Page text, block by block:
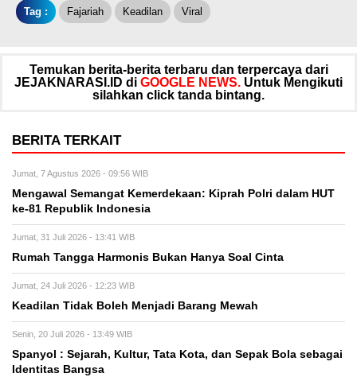
Tag : Fajariah Keadilan Viral
Temukan berita-berita terbaru dan terpercaya dari
JEJAKNARASI.ID di GOOGLE NEWS. Untuk Mengikuti
silahkan click tanda bintang.
BERITA TERKAIT
Jumat, 7 Agustus 2026 - 09:56 WIB
Mengawal Semangat Kemerdekaan: Kiprah Polri dalam HUT
ke-81 Republik Indonesia
Jumat, 31 Juli 2026 - 13:41 WIB
Rumah Tangga Harmonis Bukan Hanya Soal Cinta
Jumat, 24 Juli 2026 - 12:23 WIB
Keadilan Tidak Boleh Menjadi Barang Mewah
Senin, 20 Juli 2026 - 13:49 WIB
Spanyol : Sejarah, Kultur, Tata Kota, dan Sepak Bola sebagai
Identitas Bangsa